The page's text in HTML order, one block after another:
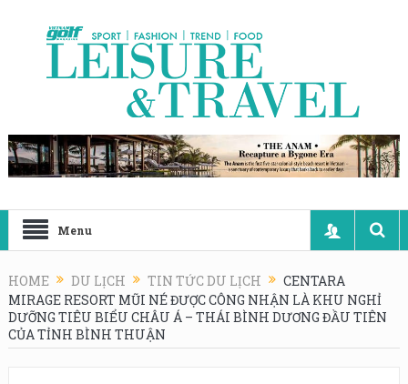
Menu
HOME DU LỊCH TIN TỨC DU LỊCH
CENTARA
MIRAGE RESORT MŨI NÉ ĐƯỢC CÔNG NHẬN LÀ KHU NGHỈ
DƯỠNG TIÊU BIỂU CHÂU Á – THÁI BÌNH DƯƠNG ĐẦU TIÊN
CỦA TỈNH BÌNH THUẬN